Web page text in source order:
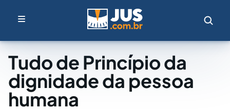
Tudo de Princípio da
dignidade da pessoa
humana